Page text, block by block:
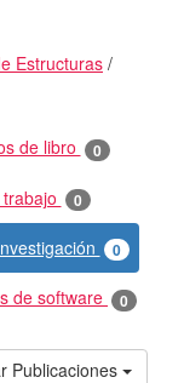
Estructuras /
de libro 0
0
0
de software 0
Publicaciones